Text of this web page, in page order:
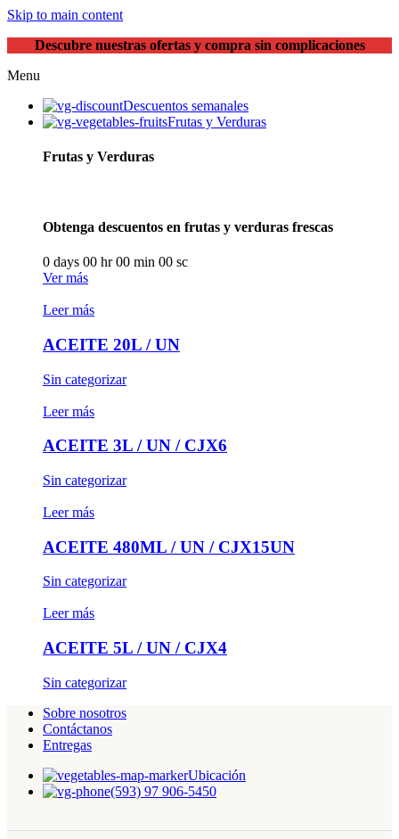
Skip to main content
Descubre nuestras ofertas y compra sin complicaciones
Menu
Descuentos semanales
Frutas y Verduras
Frutas y Verduras
Obtenga descuentos en frutas y verduras frescas
0 days 00 hr00 min 00 sc
Ver más
Leer más
ACEITE 20L / UN
Sin categorizar
Leer más
ACEITE 3L / UN / CJX6
Sin categorizar
Leer más
ACEITE 480ML / UN / CJX15UN
Sin categorizar
Leer más
ACEITE 5L / UN / CJX4
Sin categorizar
Sobre nosotros
Contáctanos
Entregas
Ubicación
(593) 97 906-5450